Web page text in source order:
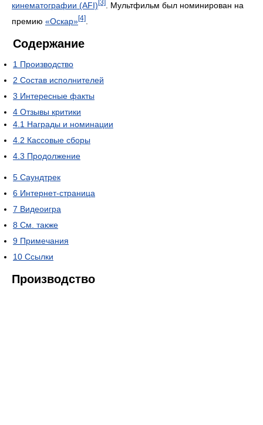
кинематографии (AFI) [3]
. Мультфильм был номинирован на
премию «Оскар»[4]
Содержание
1 Производство
2 Состав исполнителей
3 Интересные факты
4 Отзывы критики
4.1 Награды и номинации
4.2 Кассовые сборы
4.3 Продолжение
5 Саундтрек
6 Интернет-страница
7 Видеоигра
8 См. также
9 Примечания
10 Ссылки
Производство